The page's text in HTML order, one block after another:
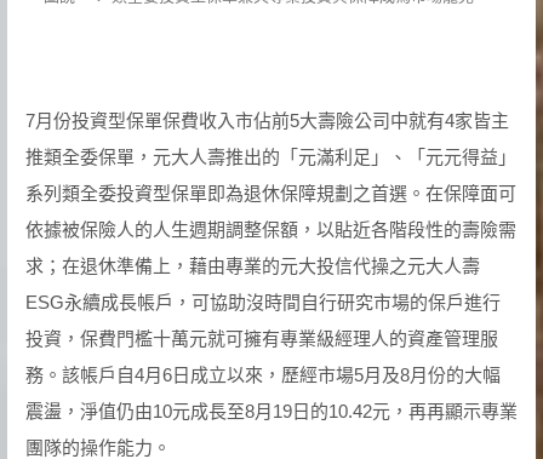
7月份投資型保單保費收入市佔前5大壽險公司中就有4家皆主
推類全委保單，元大人壽推出的「元滿利足」、「元元得益」
系列類全委投資型保單即為退休保障規劃之首選。在保障面可
依據被保險人的人生週期調整保額，以貼近各階段性的壽險需
求；在退休準備上，藉由專業的元大投信代操之元大人壽
ESG永續成長帳戶，可協助沒時間自行研究市場的保戶進行
投資，保費門檻十萬元就可擁有專業級經理人的資產管理服
務。該帳戶自4月6日成立以來，歷經市場5月及8月份的大幅
震盪，淨值仍由10元成長至8月19日的10.42元，再再顯示專業
團隊的操作能力。